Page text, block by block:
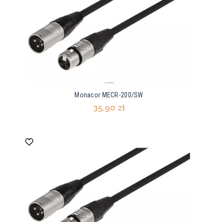
Monacor MECR-200/SW
35,90 zł